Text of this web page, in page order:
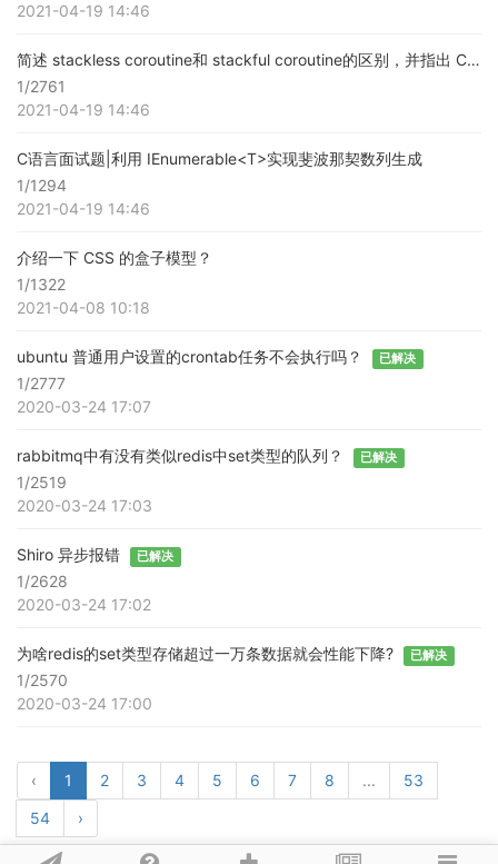
2021-04-19 14:46
简述 stackless coroutine和 stackful coroutine的区别，并指出 C#的 coroutine是哪一种
1/2761
2021-04-19 14:46
C语言面试题|利用 IEnumerable<T>实现斐波那契数列生成
1/1294
2021-04-19 14:46
介绍一下 CSS 的盒子模型？
1/1322
2021-04-08 10:18
ubuntu 普通用户设置的crontab任务不会执行吗？ 已解决
1/2777
2020-03-24 17:07
rabbitmq中有没有类似redis中set类型的队列？ 已解决
1/2519
2020-03-24 17:03
Shiro 异步报错 已解决
1/2628
2020-03-24 17:02
为啥redis的set类型存储超过一万条数据就会性能下降? 已解决
1/2570
2020-03-24 17:00
‹ 1 2 3 4 5 6 7 8 ...
53
54
›